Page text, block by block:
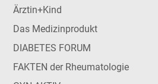
Ärztin+Kind
Das Medizinprodukt
DIABETES FORUM
FAKTEN der Rheumatologie